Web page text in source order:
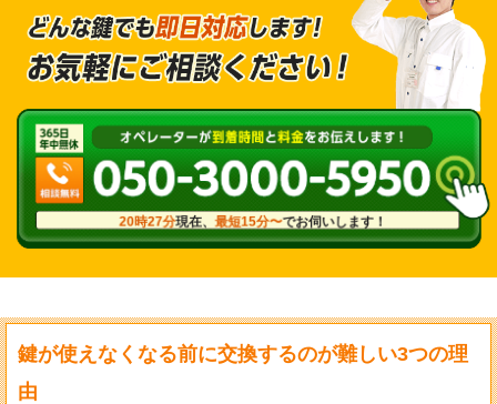
20時27分現在、最短15分〜でお伺いします！
鍵が使えなくなる前に交換するのが難しい3つの理
由